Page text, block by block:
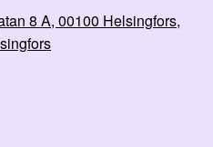
8 A, 00100 Helsingfors,